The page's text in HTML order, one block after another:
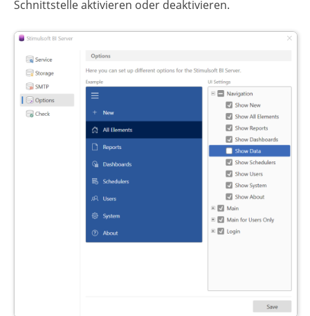
Schnittstelle aktivieren oder deaktivieren.